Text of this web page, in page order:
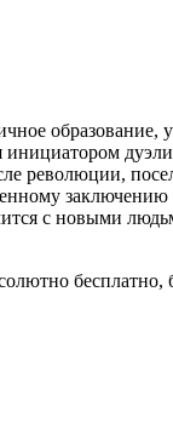
образование,
инициатором
революции,
заключению
с новыми
бесплатно,